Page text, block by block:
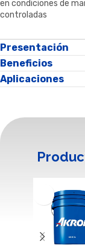
en condiciones de
controladas
Presentación
Beneficios
Aplicaciones